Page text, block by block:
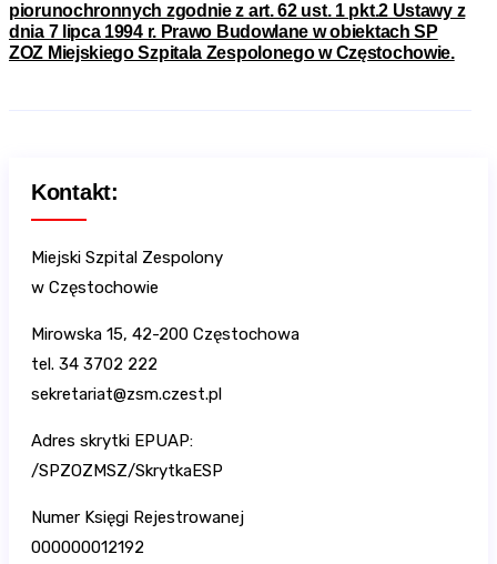
piorunochronnych zgodnie z art. 62 ust. 1 pkt.2 Ustawy z
dnia 7 lipca 1994 r. Prawo Budowlane w obiektach SP
ZOZ Miejskiego Szpitala Zespolonego w Częstochowie.
Kontakt:
Miejski Szpital Zespolony
w Częstochowie
Mirowska 15, 42-200 Częstochowa
tel. 34 3702 222
sekretariat@zsm.czest.pl
Adres skrytki EPUAP:
/SPZOZMSZ/SkrytkaESP
Numer Księgi Rejestrowanej
000000012192